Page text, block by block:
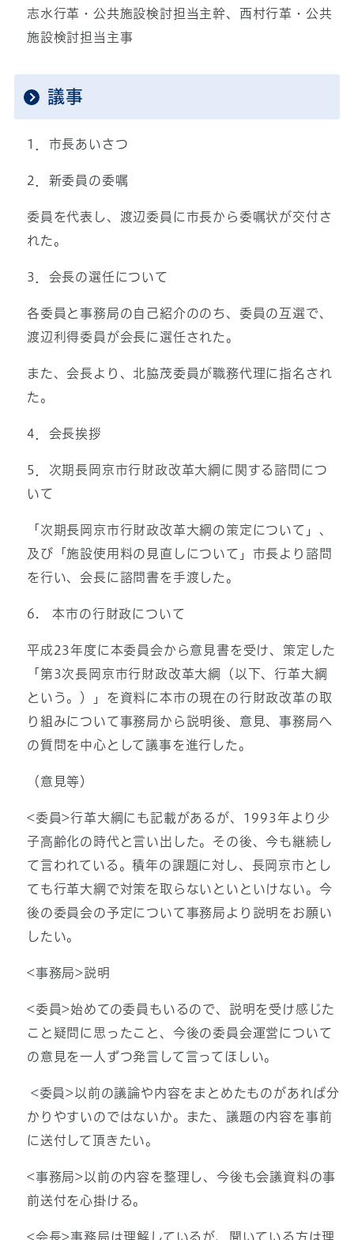
志水行革・公共施設検討担当主幹、西村行革・公共
施設検討担当主事
議事
1．市長あいさつ
2．新委員の委嘱
委員を代表し、渡辺委員に市長から委嘱状が交付さ
れた。
3．会長の選任について
各委員と事務局の自己紹介ののち、委員の互選で、
渡辺利得委員が会長に選任された。
また、会長より、北脇茂委員が職務代理に指名され
た。
4．会長挨拶
5．次期長岡京市行財政改革大綱に関する諮問につ
いて
「次期長岡京市行財政改革大綱の策定について」、
及び「施設使用料の見直しについて」市長より諮問
を行い、会長に諮問書を手渡した。
6. 本市の行財政について
平成23年度に本委員会から意見書を受け、策定した
「第3次長岡京市行財政改革大綱（以下、行革大綱
という。）」を資料に本市の現在の行財政改革の取
り組みについて事務局から説明後、意見、事務局へ
の質問を中心として議事を進行した。
（意見等）
<委員>行革大綱にも記載があるが、1993年より少
子高齢化の時代と言い出した。その後、今も継続し
て言われている。積年の課題に対し、長岡京市とし
ても行革大綱で対策を取らないといといけない。今
後の委員会の予定について事務局より説明をお願い
したい。
<事務局>説明
<委員>始めての委員もいるので、説明を受け感じた
こと疑問に思ったこと、今後の委員会運営について
の意見を一人ずつ発言して言ってほしい。
<委員>以前の議論や内容をまとめたものがあれば分
かりやすいのではないか。また、議題の内容を事前
に送付して頂きたい。
<事務局>以前の内容を整理し、今後も会議資料の事
前送付を心掛ける。
<会長>事務局は理解しているが、聞いている方は理